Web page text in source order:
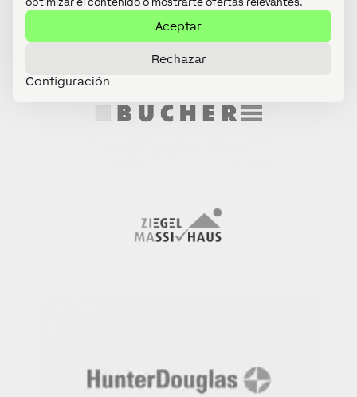
Aceptar
Rechazar
Configuración